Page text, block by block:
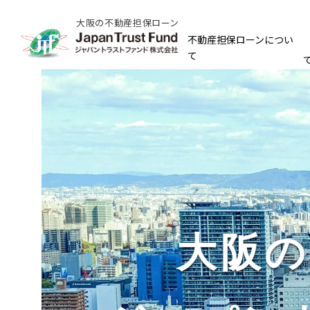
大阪の不動産担保ローン
不動産担保ローンについ
て
大阪の